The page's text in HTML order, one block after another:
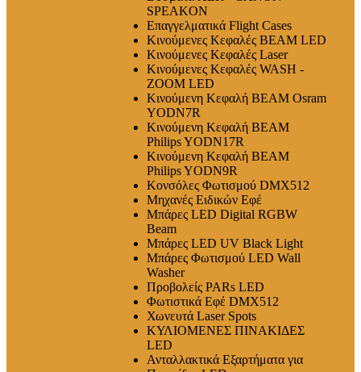
SPEAKON
Επαγγελματικά Flight Cases
Κινούμενες Κεφαλές BEAM LED
Κινούμενες Κεφαλές Laser
Κινούμενες Κεφαλές WASH -
ZOOM LED
Κινούμενη Κεφαλή BEAM Osram
YODN7R
Κινούμενη Κεφαλή BEAM
Philips YODN17R
Κινούμενη Κεφαλή BEAM
Philips YODN9R
Κονσόλες Φωτισμού DMX512
Μηχανές Ειδικών Εφέ
Μπάρες LED Digital RGBW
Beam
Μπάρες LED UV Black Light
Μπάρες Φωτισμού LED Wall
Washer
Προβολείς PARs LED
Φωτιστικά Εφέ DMX512
Χωνευτά Laser Spots
ΚΥΛΙΟΜΕΝΕΣ ΠΙΝΑΚΙΔΕΣ
LED
Ανταλλακτικά Εξαρτήματα για